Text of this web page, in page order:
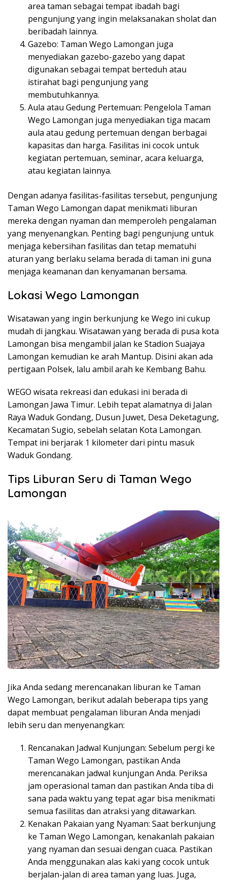
area taman sebagai tempat ibadah bagi
pengunjung yang ingin melaksanakan sholat dan
beribadah lainnya.
Gazebo: Taman Wego Lamongan juga
menyediakan gazebo-gazebo yang dapat
digunakan sebagai tempat berteduh atau
istirahat bagi pengunjung yang
membutuhkannya.
Aula atau Gedung Pertemuan: Pengelola Taman
Wego Lamongan juga menyediakan tiga macam
aula atau gedung pertemuan dengan berbagai
kapasitas dan harga. Fasilitas ini cocok untuk
kegiatan pertemuan, seminar, acara keluarga,
atau kegiatan lainnya.
Dengan adanya fasilitas-fasilitas tersebut, pengunjung
Taman Wego Lamongan dapat menikmati liburan
mereka dengan nyaman dan memperoleh pengalaman
yang menyenangkan. Penting bagi pengunjung untuk
menjaga kebersihan fasilitas dan tetap mematuhi
aturan yang berlaku selama berada di taman ini guna
menjaga keamanan dan kenyamanan bersama.
Lokasi Wego Lamongan
Wisatawan yang ingin berkunjung ke Wego ini cukup
mudah di jangkau. Wisatawan yang berada di pusa kota
Lamongan bisa mengambil jalan ke Stadion Suajaya
Lamongan kemudian ke arah Mantup. Disini akan ada
pertigaan Polsek, lalu ambil arah ke Kembang Bahu.
WEGO wisata rekreasi dan edukasi ini berada di
Lamongan Jawa Timur. Lebih tepat alamatnya di Jalan
Raya Waduk Gondang, Dusun Juwet, Desa Deketagung,
Kecamatan Sugio, sebelah selatan Kota Lamongan.
Tempat ini berjarak 1 kilometer dari pintu masuk
Waduk Gondang.
Tips Liburan Seru di Taman Wego
Lamongan
Jika Anda sedang merencanakan liburan ke Taman
Wego Lamongan, berikut adalah beberapa tips yang
dapat membuat pengalaman liburan Anda menjadi
lebih seru dan menyenangkan:
Rencanakan Jadwal Kunjungan: Sebelum pergi ke
Taman Wego Lamongan, pastikan Anda
merencanakan jadwal kunjungan Anda. Periksa
jam operasional taman dan pastikan Anda tiba di
sana pada waktu yang tepat agar bisa menikmati
semua fasilitas dan atraksi yang ditawarkan.
Kenakan Pakaian yang Nyaman: Saat berkunjung
ke Taman Wego Lamongan, kenakanlah pakaian
yang nyaman dan sesuai dengan cuaca. Pastikan
Anda menggunakan alas kaki yang cocok untuk
berjalan-jalan di area taman yang luas. Juga,